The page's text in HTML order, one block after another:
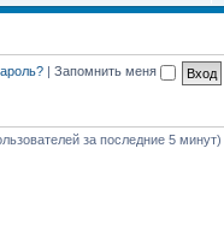
Запомнить меня
за последние 5 минут)